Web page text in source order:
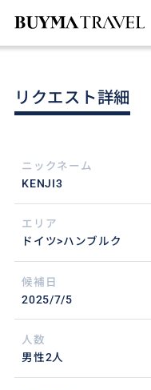
リクエスト詳細
ニックネーム
KENJI3
エリア
ドイツ>ハンブルク
候補日
2025/7/5
人数
男性2人